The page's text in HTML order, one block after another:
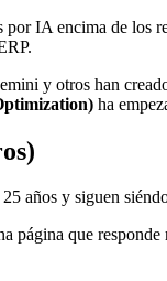
por IA encima de los
y otros han
ha
años y siguen
página que